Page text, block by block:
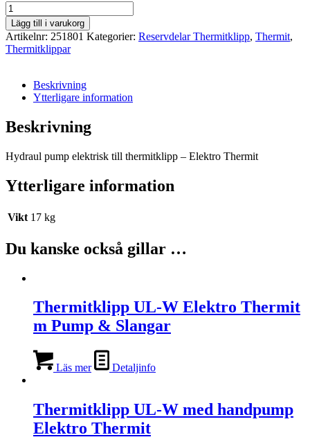
Hydraul
pump
till
thermitklipp
-
Thermit
mängd
Lägg till i varukorg
Artikelnr: 251801 Kategorier: Reservdelar Thermitklipp, Thermit,
Thermitklippar
Beskrivning
Ytterligare information
Beskrivning
Hydraul pump elektrisk till thermitklipp – Elektro Thermit
Ytterligare information
Vikt 17 kg
Du kanske också gillar …
Thermitklipp UL-W Elektro Thermit
m Pump & Slangar
Läs mer Detaljinfo
Thermitklipp UL-W med handpump
Elektro Thermit